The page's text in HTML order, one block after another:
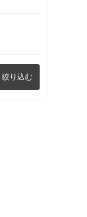
絞り込む